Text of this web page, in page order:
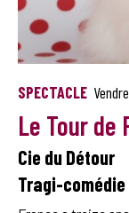
SPECTACLE
Le Tour de
Cie du Détour
Tragi-